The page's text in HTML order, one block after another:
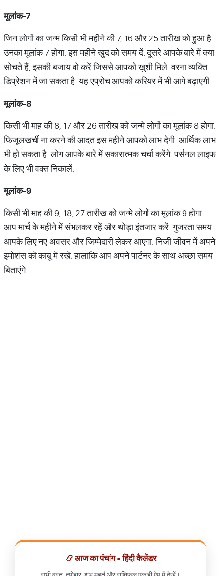
मूलांक-7
जिन लोगों का जन्‍म किसी भी महीने की 7, 16 और 25 तारीख को हुआ है
उनका मूलांक 7 होगा. इस महीने खुद को समय दें. दूसरे आपके बारे में क्‍या
सोचते हैं, इसकी बजाय वो करें जिससे आपको खुशी मिले. वरना व्‍यक्ति
डिप्रेशन में जा सकता है. यह एप्रोच आपको करियर में भी आगे बढ़ाएगी.
मूलांक-8
किसी भी माह की 8, 17 और 26 तारीख को जन्‍मे लोगों का मूलांक 8 होगा.
फिजूलखर्ची ना करने की आदत इस महीने आपको लाभ देगी. आर्थिक लाभ
भी हो सकता है. लोग आपके बारे में सकारात्‍मक चर्चा करेंगे. पर्सनल लाइफ
के लिए भी वक्‍त निकालें.
मूलांक-9
किसी भी माह की 9, 18, 27 तारीख को जन्‍मे लोगों का मूलांक 9 होगा.
आप मार्च के महीने में संभलकर रहें और थोड़ा इंतजार करें. गुजरता समय
आपके लिए नए अवसर और जिम्मेदारी लेकर आएगा. निजी जीवन में अपने
इमोशंस को काबू में रखें. हालांकि आप अपने पार्टनर के साथ अच्‍छा समय
बिताएंगे.
📿 आज का पंचांग • हिंदी कैलेंडर